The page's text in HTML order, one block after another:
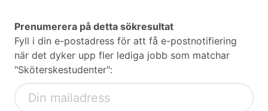
Prenumerera på detta sökresultat
Fyll i din e-postadress för att få e-postnotifiering
när det dyker upp fler lediga jobb som matchar
"Sköterskestudenter":